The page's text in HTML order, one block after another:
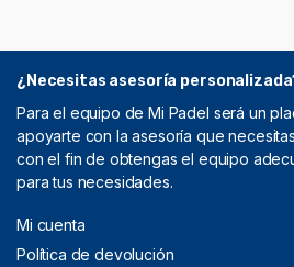
¿Necesitas asesoría
Para el equipo de Mi Padel será un
apoyarte con la asesoría que necesitas
con el fin de obtengas el equipo
para tus necesidades.
Mi cuenta
Política de devolución